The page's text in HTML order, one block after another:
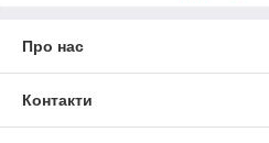
Про нас
Контакти